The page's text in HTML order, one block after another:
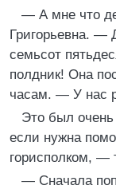
— А мне что
Григорьевна. —
семьсот
полдник! Она
часам. — У нас
Это был очень
если нужна
горисполком, —
— Сначала